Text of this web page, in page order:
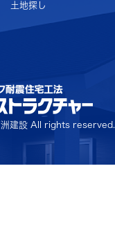
土地探し
洲建設 All rights reserved.